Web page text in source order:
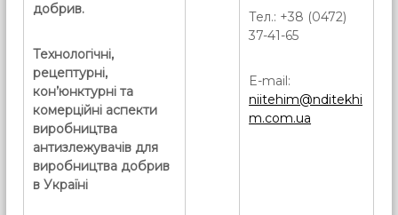
добрив.
Технологічні,
рецептурні,
кон’юнктурні та
комерційні аспекти
виробництва
антизлежувачів для
виробництва добрив
в Україні
Тел.: +38 (0472)
37-41-65
E-mail:
niitehim@nditekhi
m.com.ua